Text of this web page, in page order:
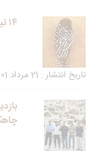
۱۴ تیر، روز قلم گرامی باد
تاریخ انتشار : 21 مرداد 1401